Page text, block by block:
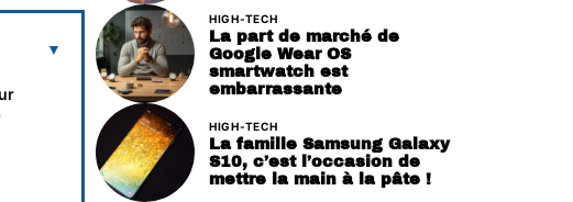
HIGH-TECH
La part de marché de
Google Wear OS
smartwatch est
embarrassante
HIGH-TECH
La famille Samsung Galaxy
S10, c’est l’occasion de
mettre la main à la pâte !